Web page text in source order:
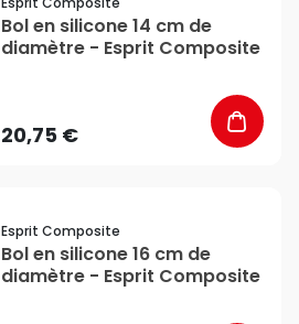
Bol en silicone 14 cm de
diamètre - Esprit Composite
20,75 €
Esprit Composite
Bol en silicone 16 cm de
diamètre - Esprit Composite